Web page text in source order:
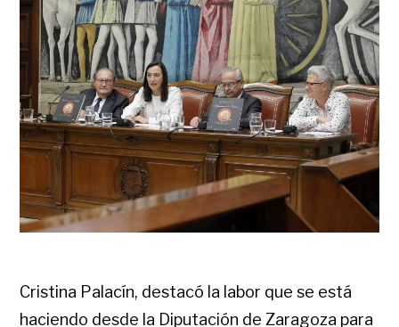
Cristina Palacín, destacó la labor que se está
haciendo desde la Diputación de Zaragoza para